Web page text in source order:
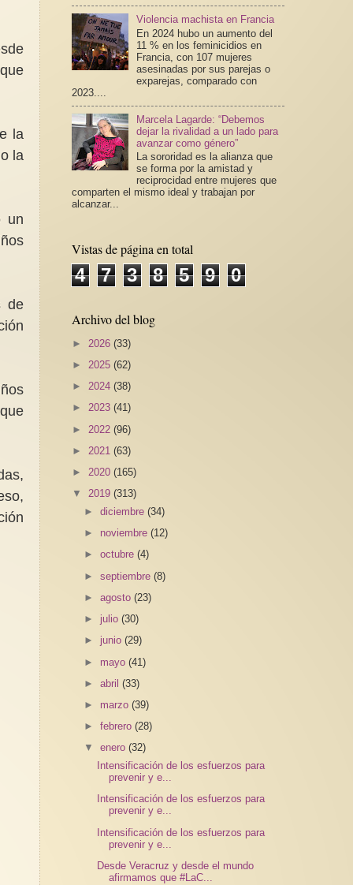
la
la
un
de
Violencia machista en Francia
En 2024 hubo un aumento del
11 % en los feminicidios en
Francia, con 107 mujeres
asesinadas por sus parejas o
exparejas, comparado con
2023....
Marcela Lagarde: “Debemos
dejar la rivalidad a un lado para
avanzar como género”
La sororidad es la alianza que
se forma por la amistad y
reciprocidad entre mujeres que
comparten el mismo ideal y trabajan por
alcanzar...
Vistas de página en total
4 7 3 8 5 9 0
Archivo del blog
► 2026 (33)
► 2025 (62)
► 2024 (38)
► 2023 (41)
► 2022 (96)
► 2021 (63)
► 2020 (165)
▼ 2019 (313)
►diciembre(34)
► noviembre(12)
►octubre(4)
►septiembre(8)
►agosto(23)
► julio(30)
► junio(29)
► mayo(41)
►abril(33)
► marzo(39)
►febrero(28)
▼enero(32)
Intensificación de los esfuerzos para
prevenir y e...
Intensificación de los esfuerzos para
prevenir y e...
Intensificación de los esfuerzos para
prevenir y e...
Desde Veracruz y desde el mundo
afirmamos que #LaC...